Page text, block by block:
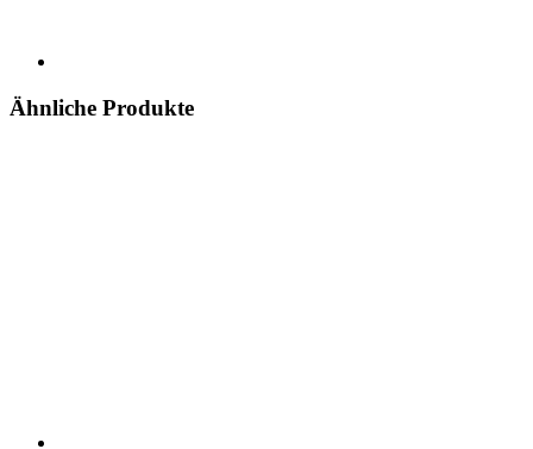
Ähnliche Produkte